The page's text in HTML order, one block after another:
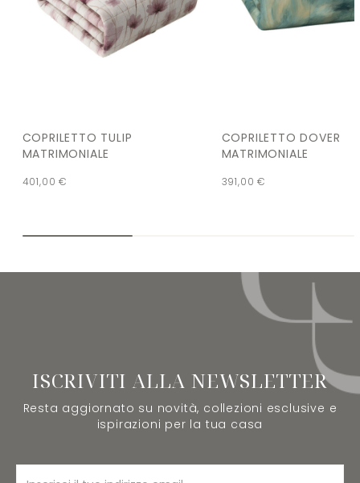
COPRILETTO TULIP
MATRIMONIALE
401,00€
COPRILETTO DOVER
MATRIMONIALE
391,00€
ISCRIVITI ALLA NEWSLETTER
Resta aggiornato su novità, collezioni esclusive e
ispirazioni per la tua casa